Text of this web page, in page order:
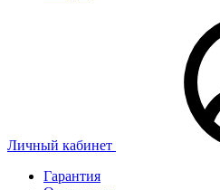
Личный кабинет
Гарантия